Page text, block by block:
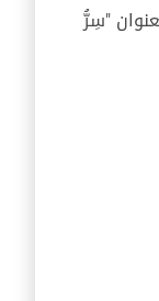
"سِرُّ